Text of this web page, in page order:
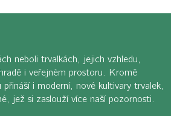
neboli trvalkách, jejich vzhledu,
i veřejném prostoru. Kromě
i moderní, nové kultivary trvalek,
jež si zaslouží více naší pozornosti.